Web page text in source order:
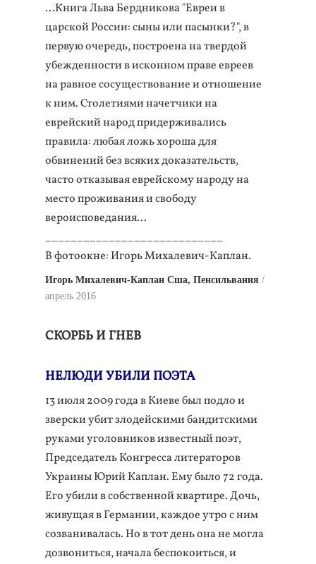
...Книга Льва Бердникова "Евреи в
царской России: сыны или пасынки?", в
первую очередь, построена на твердой
убежденности в исконном праве евреев
на равное сосуществование и отношение
к ним. Столетиями начетчики на
еврейский народ придерживались
правила: любая ложь хороша для
обвинений без всяких доказательств,
часто отказывая еврейскому народу на
место проживания и свободу
вероисповедания...
____________________________
В фотоокне: Игорь Михалевич-Каплан.
Игорь Михалевич-Каплан Сша, Пенсильвания
апрель 2016
СКОРБЬ И ГНЕВ
НЕЛЮДИ УБИЛИ ПОЭТА
13 июля 2009 года в Киеве был подло и
зверски убит злодейскими бандитскими
руками уголовников известный поэт,
Председатель Конгресса литераторов
Украины Юрий Каплан. Ему было 72 года.
Его убили в собственной квартире. Дочь,
живущая в Германии, каждое утро с ним
созванивалась. Но в тот день она не могла
дозвониться, начала беспокоиться, и